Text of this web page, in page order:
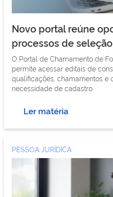
Novo portal reúne
processos de
O Portal de Chamamento de
permite acessar editais de
qualificações, chamamentos e
necessidade de cadastro
Ler matéria
PESSOA JURÍDICA